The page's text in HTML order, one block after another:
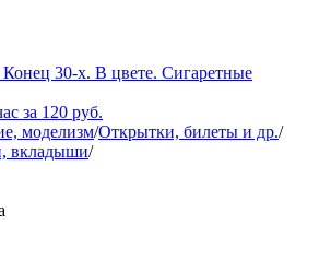
30-х. В цвете. Сигаретные
за 120 руб.
моделизм/Открытки, билеты и др./
вкладыши/